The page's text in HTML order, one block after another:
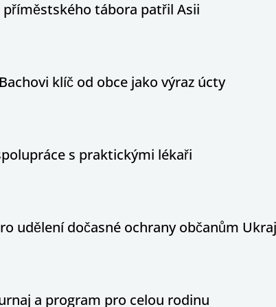
tábora patřil Asii
klíč od obce jako výraz úcty
s praktickými lékaři
udělení dočasné ochrany občanům
a program pro celou rodinu